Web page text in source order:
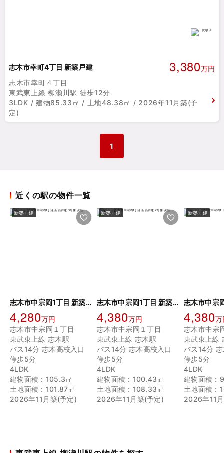
志木市幸町4丁目 新築戸建 3,380万円
志木市幸町４丁目
東武東上線 柳瀬川駅 徒歩12分
3LDK / 建物85.33㎡ / 土地48.38㎡ / 2026年11月築(予
定)
1
近くの駅の物件一覧
新築戸建
志木市中宗岡1丁目 新築戸建 3号棟
4,280万円
志木市中宗岡１丁目
東武東上線 志木駅
バス14分 志木高校入口
停歩5分
4LDK
建物面積：105.3㎡
土地面積：101.87㎡
2026年11月築(予定)
新築戸建
志木市中宗岡1丁目 新築戸建 2号棟
4,380万円
志木市中宗岡１丁目
東武東上線 志木駅
バス14分 志木高校入口
停歩5分
4LDK
建物面積：100.43㎡
土地面積：108.33㎡
2026年11月築(予定)
新築戸建
4,380万
志木市中宗
東武東上線
バス14分
停歩5分
4LDK
建物面積：
土地面積：
2026年11